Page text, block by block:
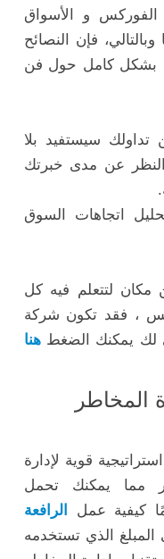
و الأسواق
وبالتالي، فإن النصائح
بشكل كامل حول فن
تداولك سيستفيد بلا
عن مدى خبرتك
اتجاهات السوق
مكان لتتعلم فيه كل
، فقد تكون شركة
لك يمكنك الضغطهنا
المخاطر
قوية لإدارة
مما يمكنك تحمل
كيفية عمل الرافعة
الذي تستخدمه